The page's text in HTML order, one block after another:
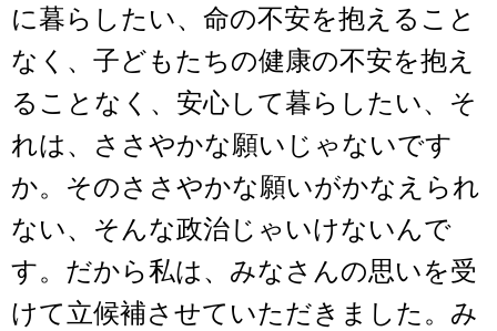
に暮らしたい、命の不安を抱えること
なく、子どもたちの健康の不安を抱え
ることなく、安心して暮らしたい、そ
れは、ささやかな願いじゃないです
か。そのささやかな願いがかなえられ
ない、そんな政治じゃいけないんで
す。だから私は、みなさんの思いを受
けて立候補させていただきました。み